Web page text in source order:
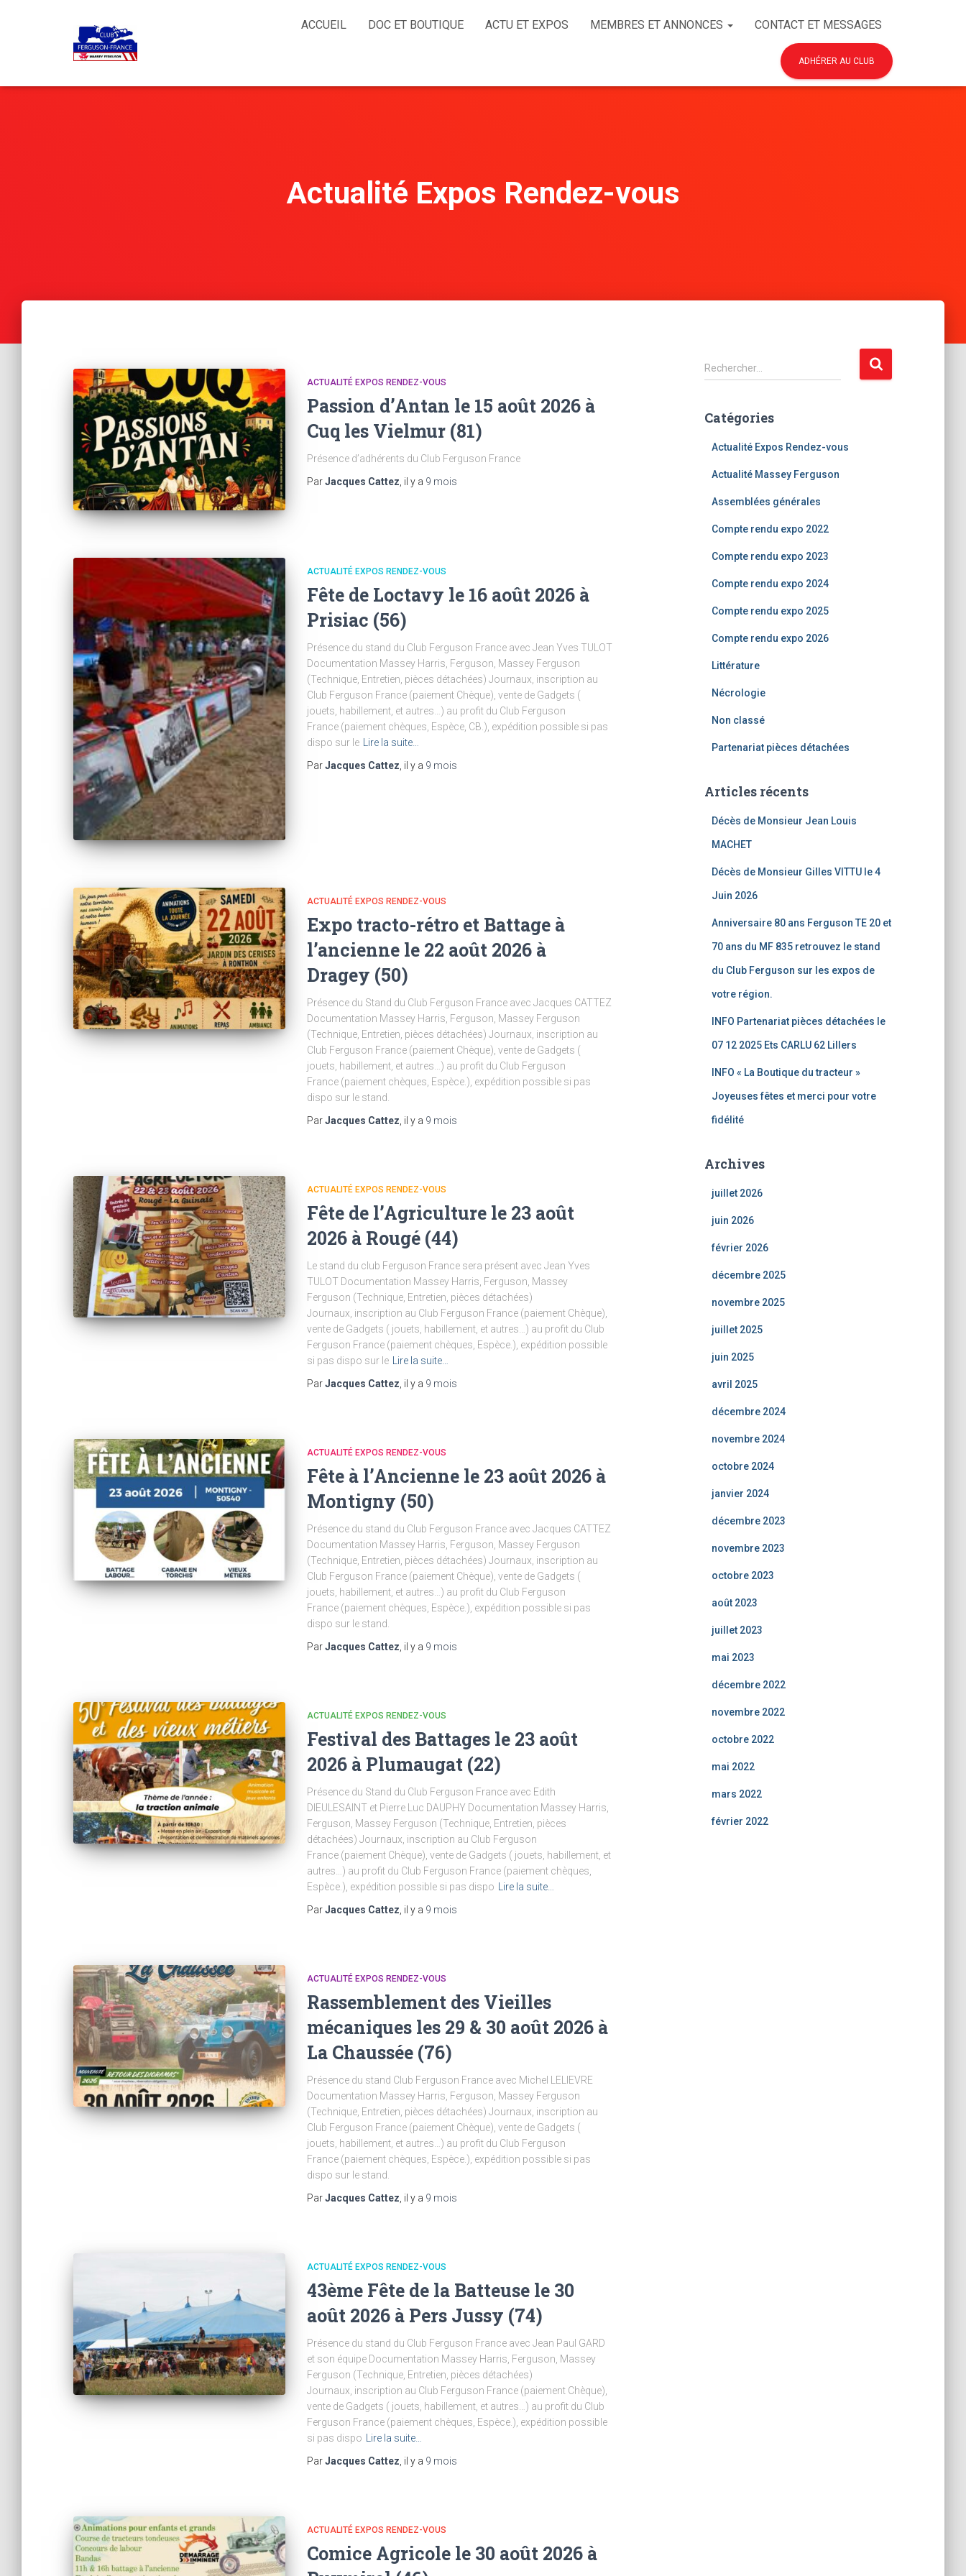
ACCUEIL DOC ET BOUTIQUE ACTU ET EXPOS MEMBRES ET ANNONCES CONTACT ET MESSAGES
ADHÉRER AU CLUB
Actualité Expos Rendez-vous
ACTUALITÉ EXPOS RENDEZ-VOUS
Passion d’Antan le 15 août 2026 à
Cuq les Vielmur (81)
Présence d’adhérents du Club Ferguson France
ParJacques Cattez , il y a 9 mois
ACTUALITÉ EXPOS RENDEZ-VOUS
Fête de Loctavy le 16 août 2026 à
Prisiac (56)
Présence du stand du Club Ferguson France avec Jean Yves TULOT
Documentation Massey Harris, Ferguson, Massey Ferguson
(Technique, Entretien, pièces détachées) Journaux, inscription au
Club Ferguson France (paiement Chèque), vente de Gadgets (
jouets, habillement, et autres…) au profit du Club Ferguson
France (paiement chèques, Espèce, CB.), expédition possible si pas
dispo sur le
Lire la suite…
ParJacques Cattez , il y a 9 mois
ACTUALITÉ EXPOS RENDEZ-VOUS
Expo tracto-rétro et Battage à
l’ancienne le 22 août 2026 à
Dragey (50)
Présence du Stand du Club Ferguson France avec Jacques CATTEZ
Documentation Massey Harris, Ferguson, Massey Ferguson
(Technique, Entretien, pièces détachées) Journaux, inscription au
Club Ferguson France (paiement Chèque), vente de Gadgets (
jouets, habillement, et autres…) au profit du Club Ferguson
France (paiement chèques, Espèce.), expédition possible si pas
dispo sur le stand.
ParJacques Cattez , il y a 9 mois
ACTUALITÉ EXPOS RENDEZ-VOUS
Fête de l’Agriculture le 23 août
2026 à Rougé (44)
Le stand du club Ferguson France sera présent avec Jean Yves
TULOT Documentation Massey Harris, Ferguson, Massey
Ferguson (Technique, Entretien, pièces détachées)
Journaux, inscription au Club Ferguson France (paiement Chèque),
vente de Gadgets ( jouets, habillement, et autres…) au profit du Club
Ferguson France (paiement chèques, Espèce.), expédition possible
si pas dispo sur le
Lire la suite…
ParJacques Cattez , il y a 9 mois
ACTUALITÉ EXPOS RENDEZ-VOUS
Fête à l’Ancienne le 23 août 2026 à
Montigny (50)
Présence du stand du Club Ferguson France avec Jacques CATTEZ
Documentation Massey Harris, Ferguson, Massey Ferguson
(Technique, Entretien, pièces détachées) Journaux, inscription au
Club Ferguson France (paiement Chèque), vente de Gadgets (
jouets, habillement, et autres…) au profit du Club Ferguson
France (paiement chèques, Espèce.), expédition possible si pas
dispo sur le stand.
ParJacques Cattez , il y a 9 mois
ACTUALITÉ EXPOS RENDEZ-VOUS
Festival des Battages le 23 août
2026 à Plumaugat (22)
Présence du Stand du Club Ferguson France avec Edith
DIEULESAINT et Pierre Luc DAUPHY Documentation Massey Harris,
Ferguson, Massey Ferguson (Technique, Entretien, pièces
détachées) Journaux, inscription au Club Ferguson
France (paiement Chèque), vente de Gadgets ( jouets, habillement, et
autres…) au profit du Club Ferguson France (paiement chèques,
Espèce.), expédition possible si pas dispo
Lire la suite…
ParJacques Cattez , il y a 9 mois
ACTUALITÉ EXPOS RENDEZ-VOUS
Rassemblement des Vieilles
mécaniques les 29 & 30 août 2026 à
La Chaussée (76)
Présence du stand Club Ferguson France avec Michel LELIEVRE
Documentation Massey Harris, Ferguson, Massey Ferguson
(Technique, Entretien, pièces détachées) Journaux, inscription au
Club Ferguson France (paiement Chèque), vente de Gadgets (
jouets, habillement, et autres…) au profit du Club Ferguson
France (paiement chèques, Espèce.), expédition possible si pas
dispo sur le stand.
ParJacques Cattez , il y a 9 mois
ACTUALITÉ EXPOS RENDEZ-VOUS
43ème Fête de la Batteuse le 30
août 2026 à Pers Jussy (74)
Présence du stand du Club Ferguson France avec Jean Paul GARD
et son équipe Documentation Massey Harris, Ferguson, Massey
Ferguson (Technique, Entretien, pièces détachées)
Journaux, inscription au Club Ferguson France (paiement Chèque),
vente de Gadgets ( jouets, habillement, et autres…) au profit du Club
Ferguson France (paiement chèques, Espèce.), expédition possible
si pas dispo
Lire la suite…
ParJacques Cattez , il y a 9 mois
ACTUALITÉ EXPOS RENDEZ-VOUS
Comice Agricole le 30 août 2026 à
R
e
e
Rechercher…
Catégories
Actualité Expos Rendez-vous
Actualité Massey Ferguson
Assemblées générales
Compte rendu expo 2022
Compte rendu expo 2023
Compte rendu expo 2024
Compte rendu expo 2025
Compte rendu expo 2026
Littérature
Nécrologie
Non classé
Partenariat pièces détachées
Articles récents
Décès de Monsieur Jean Louis
MACHET
Décès de Monsieur Gilles VITTU le 4
Juin 2026
Anniversaire 80 ans Ferguson TE 20 et
70 ans du MF 835 retrouvez le stand
du Club Ferguson sur les expos de
votre région.
INFO Partenariat pièces détachées le
07 12 2025 Ets CARLU 62 Lillers
INFO « La Boutique du tracteur »
Joyeuses fêtes et merci pour votre
fidélité
Archives
juillet 2026
juin 2026
février 2026
décembre 2025
novembre 2025
juillet 2025
juin 2025
avril 2025
décembre 2024
novembre 2024
octobre 2024
janvier 2024
décembre 2023
novembre 2023
octobre 2023
août 2023
juillet 2023
mai 2023
décembre 2022
novembre 2022
octobre 2022
mai 2022
mars 2022
février 2022